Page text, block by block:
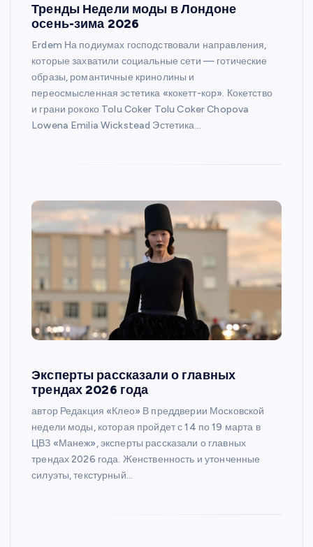
Тренды Недели моды в Лондоне
осень-зима 2026
Erdem На подиумах господствовали направления,
которые захватили социальные сети — готические
образы, романтичные кринолины и
переосмысленная эстетика «кокетт-кор». Кокетство
и грани рококо Tolu Coker Tolu Coker Chopova
Lowena Emilia Wickstead Эстетика…
Эксперты рассказали о главных
трендах 2026 года
автор Редакция «Клео» В преддверии Московской
недели моды, которая пройдет с 14 по 19 марта в
ЦВЗ «Манеж», эксперты рассказали о главных
трендах 2026 года. Женственность и утонченные
силуэты, текстурный…